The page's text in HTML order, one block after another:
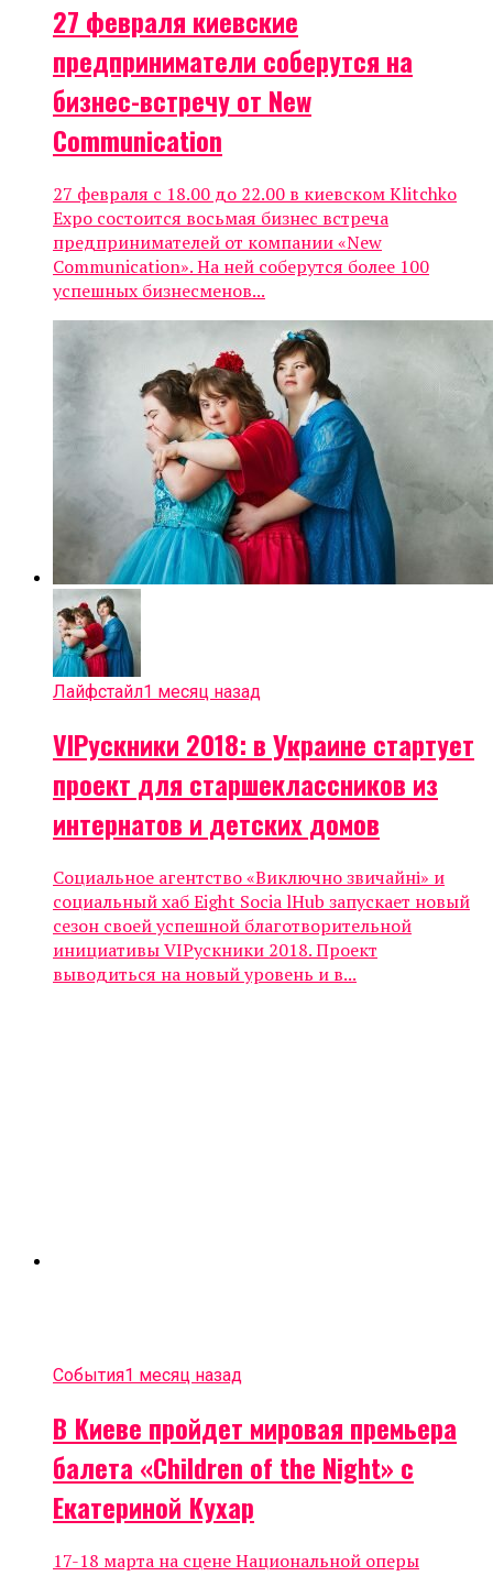
27 февраля киевские
предприниматели соберутся на
бизнес-встречу от New
Communication
27 февраля с 18.00 до 22.00 в киевском Klitchko
Expo состоится восьмая бизнес встреча
предпринимателей от компании «New
Communication». На ней соберутся более 100
успешных бизнесменов...
Лайфстайл1 месяц назад
VIPускники 2018: в Украине стартует
проект для старшеклассников из
интернатов и детских домов
Социальное агентство «Виключно звичайні» и
социальный хаб Eight Socia lHub запускает новый
сезон своей успешной благотворительной
инициативы VIPускники 2018. Проект
выводиться на новый уровень и в...
События1 месяц назад
В Киеве пройдет мировая премьера
балета «Children of the Night» с
Екатериной Кухар
17-18 марта на сцене Национальной оперы